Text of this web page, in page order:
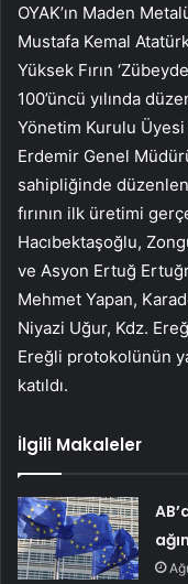
OYAK’ın Maden
Mustafa Kemal
Yüksek Fırın
100’üncü yılında
Yönetim Kurulu
Erdemir Genel
sahipliğinde
fırının ilk üretimi
Hacıbektaşoğlu,
ve Asyon Ertuğ
Mehmet Yapan,
Niyazi Uğur, Kdz.
Ereğli protokolünün
katıldı.
İlgili Makaleler